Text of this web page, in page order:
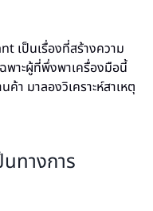
เป็นเรื่องที่สร้างความ
พาะผู้ที่พึ่งพาเครื่องมือนี้
า มาลองวิเคราะห์สาเหตุ
ทางการ